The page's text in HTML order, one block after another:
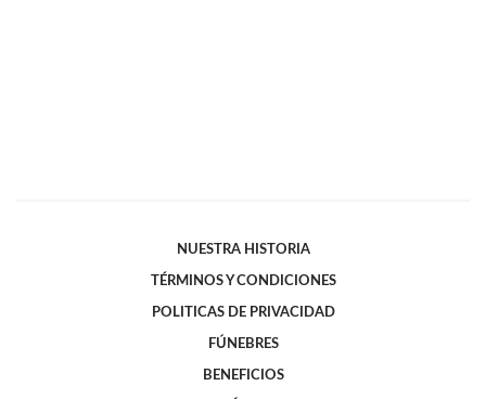
NUESTRA HISTORIA
TÉRMINOS Y CONDICIONES
POLITICAS DE PRIVACIDAD
FÚNEBRES
BENEFICIOS